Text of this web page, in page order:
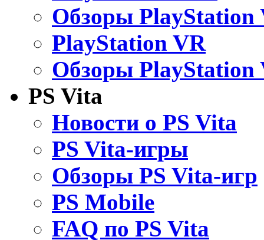
Обзоры PlayStation
PlayStation VR
Обзоры PlayStation
PS Vita
Новости о PS Vita
PS Vita-игры
Обзоры PS Vita-игр
PS Mobile
FAQ по PS Vita